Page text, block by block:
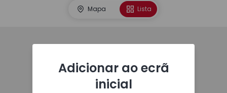
Mapa Lista
Adicionar ao ecrã
inicial